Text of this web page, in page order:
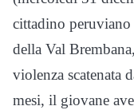
cittadino
della Val
violenza scatenata
mesi, il giovane